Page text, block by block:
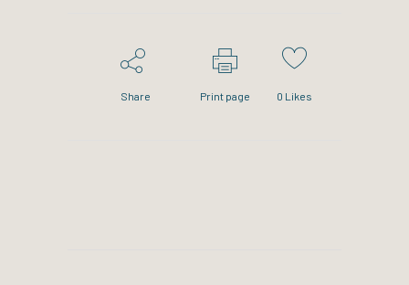
Share Print page 0 Likes